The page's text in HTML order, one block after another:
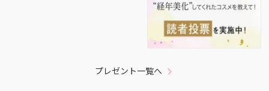
プレゼント一覧へ